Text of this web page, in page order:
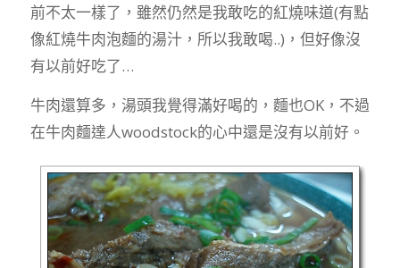
前不太一樣了，雖然仍然是我敢吃的紅燒味道(有點
像紅燒牛肉泡麵的湯汁，所以我敢喝..)，但好像沒
有以前好吃了…
牛肉還算多，湯頭我覺得滿好喝的，麵也OK，不過
在牛肉麵達人woodstock的心中還是沒有以前好。